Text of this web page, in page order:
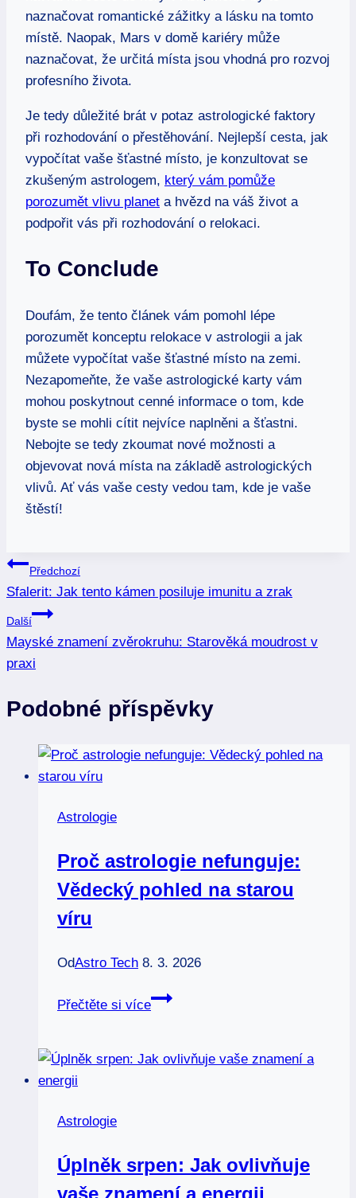
naznačovat romantické zážitky a lásku na tomto
místě. Naopak, Mars v domě kariéry může
naznačovat, že určitá místa jsou vhodná pro rozvoj
profesního života.
Je tedy důležité brát v potaz astrologické faktory
při rozhodování o přestěhování. Nejlepší cesta, jak
vypočítat vaše šťastné místo, je konzultovat se
zkušeným astrologem, který vám pomůže
porozumět vlivu planet a hvězd na váš život a
podpořit vás při rozhodování o relokaci.
To Conclude
Doufám, že tento článek vám pomohl lépe
porozumět konceptu relokace v astrologii a jak
můžete vypočítat vaše šťastné místo na zemi.
Nezapomeňte, že vaše astrologické karty vám
mohou poskytnout cenné informace o tom, kde
byste se mohli cítit nejvíce naplněni a šťastni.
Nebojte se tedy zkoumat nové možnosti a
objevovat nová místa na základě astrologických
vlivů. Ať vás vaše cesty vedou tam, kde je vaše
štěstí!
Navigace
pro
příspěvek
Předchozí
Sfalerit: Jak tento kámen posiluje imunitu a zrak
Další
Mayské znamení zvěrokruhu: Starověká moudrost v
praxi
Podobné příspěvky
Astrologie
Proč astrologie nefunguje:
Vědecký pohled na starou
víru
OdAstro Tech 8. 3. 2026
Přečtěte si více
Proč
Vědecký
Astrologie
Úplněk srpen: Jak ovlivňuje
vaše znamení a energii